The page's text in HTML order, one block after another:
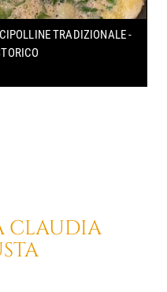
TRADIZIONALE -
CLAUDIA